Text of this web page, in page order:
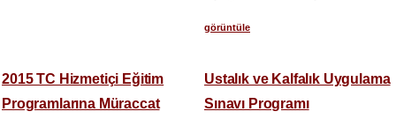
görüntüle
2015 TC Hizmetiçi Eğitim
Programlarına Müraccat
Ustalık ve Kalfalık Uygulama
Sınavı Programı